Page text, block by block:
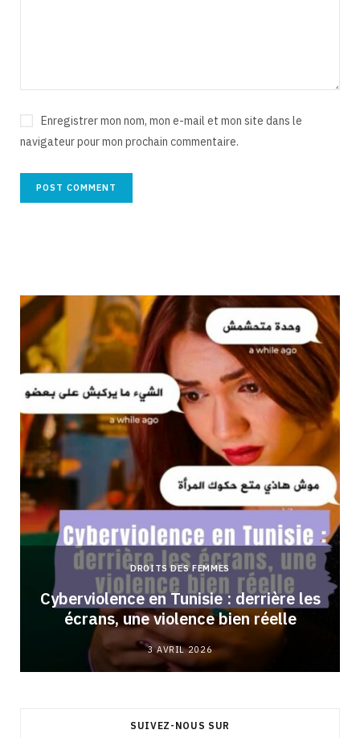
Enregistrer mon nom, mon e-mail et mon site dans le
navigateur pour mon prochain commentaire.
DROITS DES FEMMES
Cyberviolence en Tunisie : derrière les
écrans, une violence bien réelle
3 AVRIL 2026
SUIVEZ-NOUS SUR